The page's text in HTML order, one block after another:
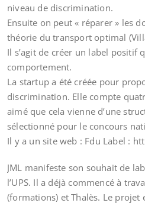
niveau de discrimination.
Ensuite on peut « réparer » les
théorie du transport optimal
Il s’agit de créer un label positif
comportement.
La startup a été créée pour
discrimination. Elle compte
aimé que cela vienne d’une
sélectionné pour le concours
Il y a un site web : Fdu Label :
JML manifeste son souhait de
l’UPS. Il a déjà commencé à
(formations) et Thalès. Le projet